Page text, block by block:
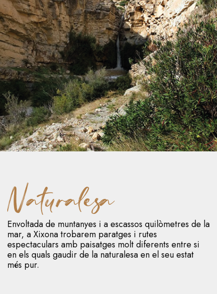
Naturalesa
Envoltada de muntanyes i a escassos quilòmetres de la
mar, a Xixona trobarem paratges i rutes
espectaculars amb paisatges molt diferents entre si
en els quals gaudir de la naturalesa en el seu estat
més pur.